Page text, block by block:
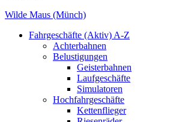
Wilde Maus (Münch)
Fahrgeschäfte (Aktiv) A-Z
Achterbahnen
Belustigungen
Geisterbahnen
Laufgeschäfte
Simulatoren
Hochfahrgeschäfte
Kettenflieger